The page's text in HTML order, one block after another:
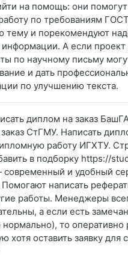
на помощь: они
по требованиям
тему и порекомендуют
информации. А если проект
по научному письму
и дать
по улучшению текста.
диплом на заказ
СтГМУ. Написать
работу ИГХТУ.
в подборку https://
и удобный
Помогают написать
работы. Менеджеры
а если есть
нормально), то
хотя оставить заявку для